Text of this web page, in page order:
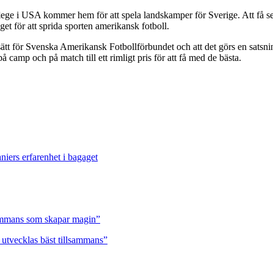
i USA kommer hem för att spela landskamper för Sverige. Att få
för att sprida sporten amerikansk fotboll.
för Svenska Amerikansk Fotbollförbundet och att det görs en
camp och på match till ett rimligt pris för att få med de bästa.
erfarenhet i bagaget
som skapar magin”
bäst tillsammans”